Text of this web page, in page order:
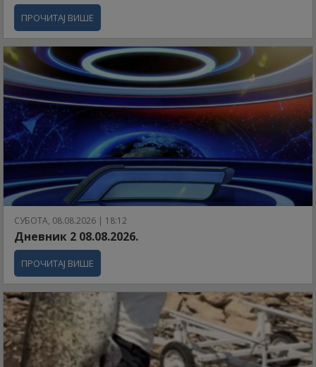
ПРОЧИТАЈ ВИШЕ
СУБОТА, 08.08.2026 | 18:12
Дневник 2 08.08.2026.
ПРОЧИТАЈ ВИШЕ